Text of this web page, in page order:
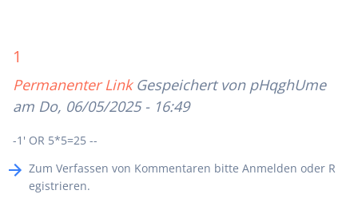
1
Permanenter Link Gespeichert von pHqghUme
am Do, 06/05/2025 - 16:49
-1' OR 5*5=25 --
Zum Verfassen von Kommentaren bitte Anmelden oder R
egistrieren.